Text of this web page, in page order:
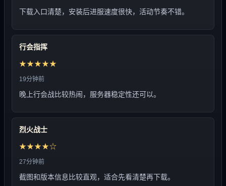
下载入口清楚，安装后进服速度很快，活动节奏不错。
行会指挥
★★★★★
19分钟前
晚上行会战比较热闹，服务器稳定性还可以。
烈火战士
★★★★☆
27分钟前
截图和版本信息比较直观，适合先看清楚再下载。